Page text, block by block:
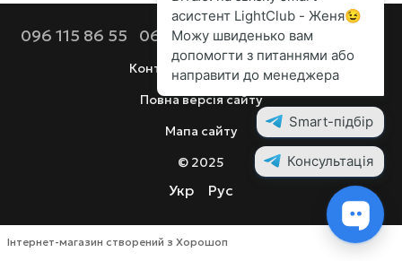
096 115 86 55 068 112 92 44 099 686 90 80
Контактна інформація
Повна версія сайту
Мапа сайту
© 2025
Укр Рус
Інтернет-магазин створений з Хорошоп